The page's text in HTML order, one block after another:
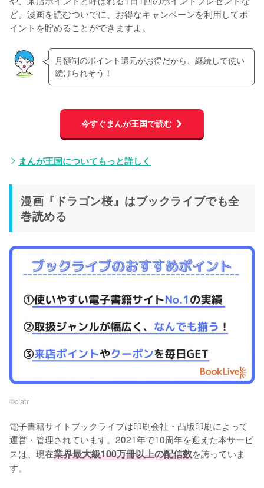
ど。漫画を読むついでに、お得なキャンペーンを利用してポ
イントを貯めることができますよ。
月額制のポイント還元がお得だから、継続して使い
続けられそう！
今すぐまんが王国で読む
まんが王国についてもっと詳しく
漫画『ドラゴン桜』はブックライブでも全
巻読める
©︎ciatr
電子書籍サイトブックライブは印刷会社・凸版印刷によって
運営・管理されています。2021年で10周年を迎えた本サービ
スは、現在業界最大級100万冊以上の配信数を誇っていま
す。